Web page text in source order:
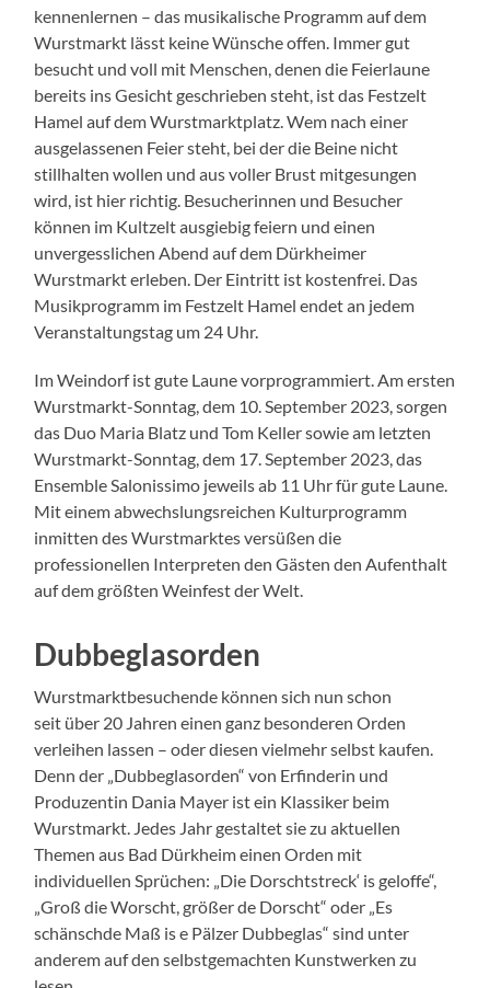
kennenlernen – das musikalische Programm auf dem
Wurstmarkt lässt keine Wünsche offen. Immer gut
besucht und voll mit Menschen, denen die Feierlaune
bereits ins Gesicht geschrieben steht, ist das Festzelt
Hamel auf dem Wurstmarktplatz. Wem nach einer
ausgelassenen Feier steht, bei der die Beine nicht
stillhalten wollen und aus voller Brust mitgesungen
wird, ist hier richtig. Besucherinnen und Besucher
können im Kultzelt ausgiebig feiern und einen
unvergesslichen Abend auf dem Dürkheimer
Wurstmarkt erleben. Der Eintritt ist kostenfrei. Das
Musikprogramm im Festzelt Hamel endet an jedem
Veranstaltungstag um 24 Uhr.
Im Weindorf ist gute Laune vorprogrammiert. Am ersten
Wurstmarkt-Sonntag, dem 10. September 2023, sorgen
das Duo Maria Blatz und Tom Keller sowie am letzten
Wurstmarkt-Sonntag, dem 17. September 2023, das
Ensemble Salonissimo jeweils ab 11 Uhr für gute Laune.
Mit einem abwechslungsreichen Kulturprogramm
inmitten des Wurstmarktes versüßen die
professionellen Interpreten den Gästen den Aufenthalt
auf dem größten Weinfest der Welt.
Dubbeglasorden
Wurstmarktbesuchende können sich nun schon
seit über 20 Jahren einen ganz besonderen Orden
verleihen lassen – oder diesen vielmehr selbst kaufen.
Denn der „Dubbeglasorden“ von Erfinderin und
Produzentin Dania Mayer ist ein Klassiker beim
Wurstmarkt. Jedes Jahr gestaltet sie zu aktuellen
Themen aus Bad Dürkheim einen Orden mit
individuellen Sprüchen: „Die Dorschtstreck‘ is geloffe“,
„Groß die Worscht, größer de Dorscht“ oder „Es
schänschde Maß is e Pälzer Dubbeglas“ sind unter
anderem auf den selbstgemachten Kunstwerken zu